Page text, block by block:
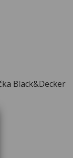
Black&Decker